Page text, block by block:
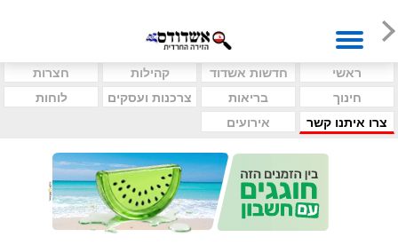
ראשי חדשות אשדוד קהילות
חצרות
חינוך
בריאות צרכנות ועסקים
לוחות
צרו איתנו קשר
אירועים